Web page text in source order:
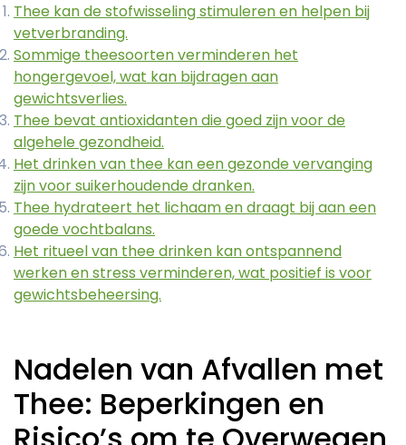
Thee kan de stofwisseling stimuleren en helpen bij
vetverbranding.
Sommige theesoorten verminderen het
hongergevoel, wat kan bijdragen aan
gewichtsverlies.
Thee bevat antioxidanten die goed zijn voor de
algehele gezondheid.
Het drinken van thee kan een gezonde vervanging
zijn voor suikerhoudende dranken.
Thee hydrateert het lichaam en draagt bij aan een
goede vochtbalans.
Het ritueel van thee drinken kan ontspannend
werken en stress verminderen, wat positief is voor
gewichtsbeheersing.
Nadelen van Afvallen met
Thee: Beperkingen en